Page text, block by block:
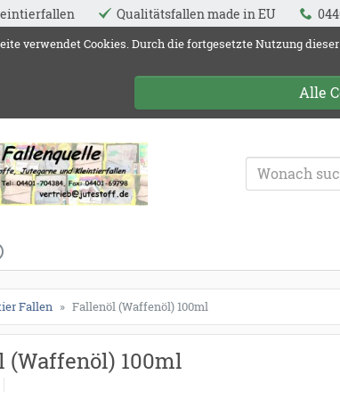
Qualitätsfallen made in EU
verwendet Cookies. Durch die fortgesetzte Nutzung
Alle
Fallen Fallenöl (Waffenöl) 100ml
(Waffenöl) 100ml